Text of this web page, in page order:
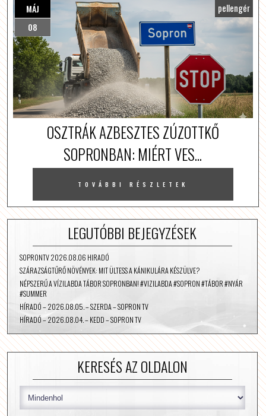
MÁJ
08
pellengér
OSZTRÁK AZBESZTES ZÚZOTTKŐ
SOPRONBAN: MIÉRT VES...
TOVÁBBI RÉSZLETEK
LEGUTÓBBI BEJEGYZÉSEK
SOPRONTV 2026.08.06 HIRADÓ
SZÁRAZSÁGTŰRŐ NÖVÉNYEK: MIT ÜLTESS A KÁNIKULÁRA KÉSZÜLVE?
NÉPSZERŰ A VÍZILABDA TÁBOR SOPRONBAN! #VIZILABDA #SOPRON #TÁBOR #NYÁR
#SUMMER
HÍRADÓ – 2026.08.05. – SZERDA – SOPRON TV
HÍRADÓ – 2026.08.04. – KEDD – SOPRON TV
KERESÉS AZ OLDALON